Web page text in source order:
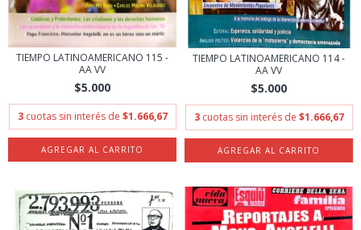
TIEMPO LATINOAMERICANO 115 -
AA VV
$5.000
3 cuotas sin interés de $1.666,67
TIEMPO LATINOAMERICANO 114 -
AA VV
$5.000
3 cuotas sin interés de $1.666,67